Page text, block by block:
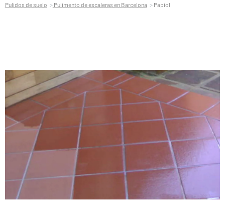
Pulidos de suelo Pulimento de escaleras en Barcelona Papiol